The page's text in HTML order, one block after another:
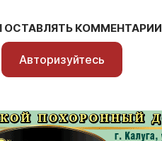
ОСТАВЛЯТЬ КОММЕНТАРИИ
Авторизуйтесь